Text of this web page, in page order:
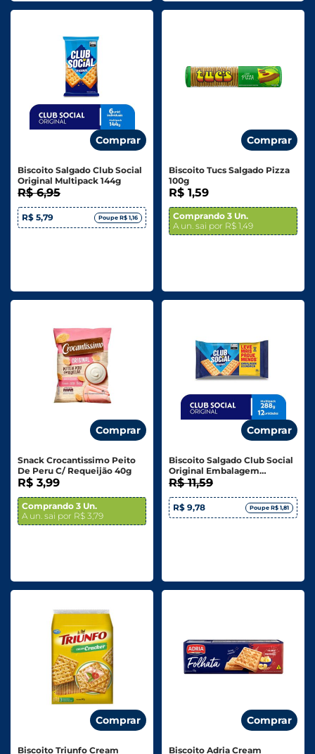
Comprar
Biscoito Salgado Club Social
Original Multipack 144g
R$ 6,95
R$ 5,79 Poupe R$ 1,16
Comprar
Biscoito Tucs Salgado Pizza
100g
R$ 1,59
Comprando 3 Un.
A un. sai por R$ 1,49
Comprar
Snack Crocantissimo Peito
De Peru C/ Requeijão 40g
R$ 3,99
Comprando 3 Un.
A un. sai por R$ 3,79
Comprar
Biscoito Salgado Club Social
Original Embalagem
Econômica - 288g
R$ 11,59
R$ 9,78 Poupe R$ 1,81
Comprar
Biscoito Triunfo Cream
Comprar
Biscoito Adria Cream